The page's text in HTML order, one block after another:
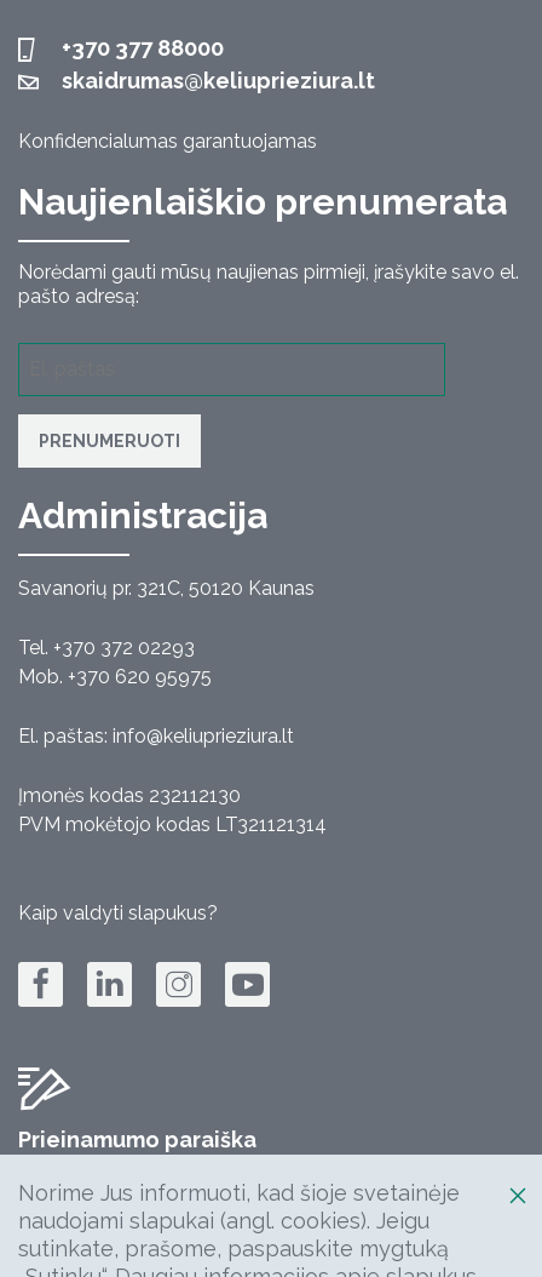
+370 377 88000
skaidrumas@keliuprieziura.lt
Konfidencialumas garantuojamas
Naujienlaiškio prenumerata
Norėdami gauti mūsų naujienas pirmieji, įrašykite savo el.
pašto adresą:
PRENUMERUOTI
Administracija
Savanorių pr. 321C, 50120 Kaunas
Tel. +370 372 02293
Mob. +370 620 95975
El. paštas: info@keliuprieziura.lt
Įmonės kodas 232112130
PVM mokėtojo kodas LT321121314
Kaip valdyti slapukus?
Prieinamumo paraiška
info@keliuprieziura.lt
Norime Jus informuoti, kad šioje svetainėje
naudojami slapukai (angl. cookies). Jeigu
sutinkate, prašome, paspauskite mygtuką